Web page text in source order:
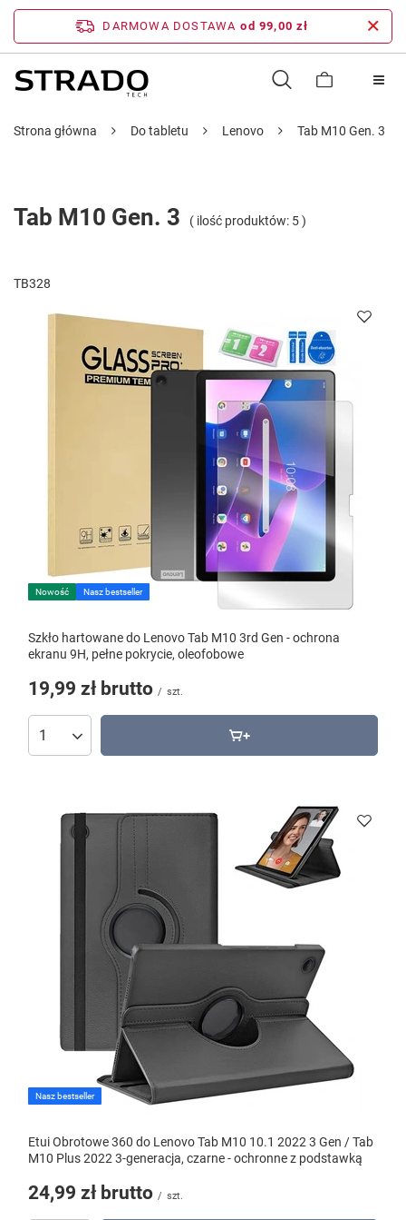
DARMOWA DOSTAWA od 99,00 zł
Strona główna Do tabletu Lenovo Tab M10 Gen. 3
Tab M10 Gen. 3 ( ilość produktów: 5)
TB328
Nowość Nasz bestseller
Szkło hartowane do Lenovo Tab M10 3rd Gen - ochrona
ekranu 9H, pełne pokrycie, oleofobowe
19,99 zł brutto / szt.
Nasz bestseller
Etui Obrotowe 360 do Lenovo Tab M10 10.1 2022 3 Gen / Tab
M10 Plus 2022 3-generacja, czarne - ochronne z podstawką
24,99 zł brutto / szt.